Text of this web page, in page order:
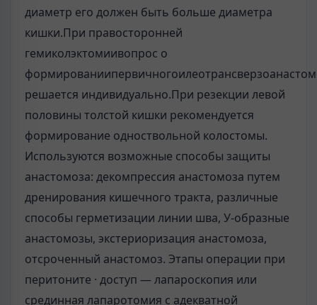
диаметр его должен быть больше диаметра
кишки.При правосторонней
гемиколэктомиивопрос о
решается индивидуально.При резекции левой
половины толстой кишки рекомендуется
формирование одноствольной колостомы.
Используются возможные способы защиты
анастомоза: декомпрессия анастомоза путем
дренирования кишечного тракта, различные
способы герметизации линии шва, У-образные
анастомозы, экстериоризация анастомоза,
отсроченный анастомоз. Этапы операции при
перитоните · доступ — лапароскопия или
срединная лапаротомия с адекватной